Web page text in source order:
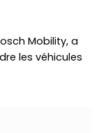
Mobility, a
les véhicules